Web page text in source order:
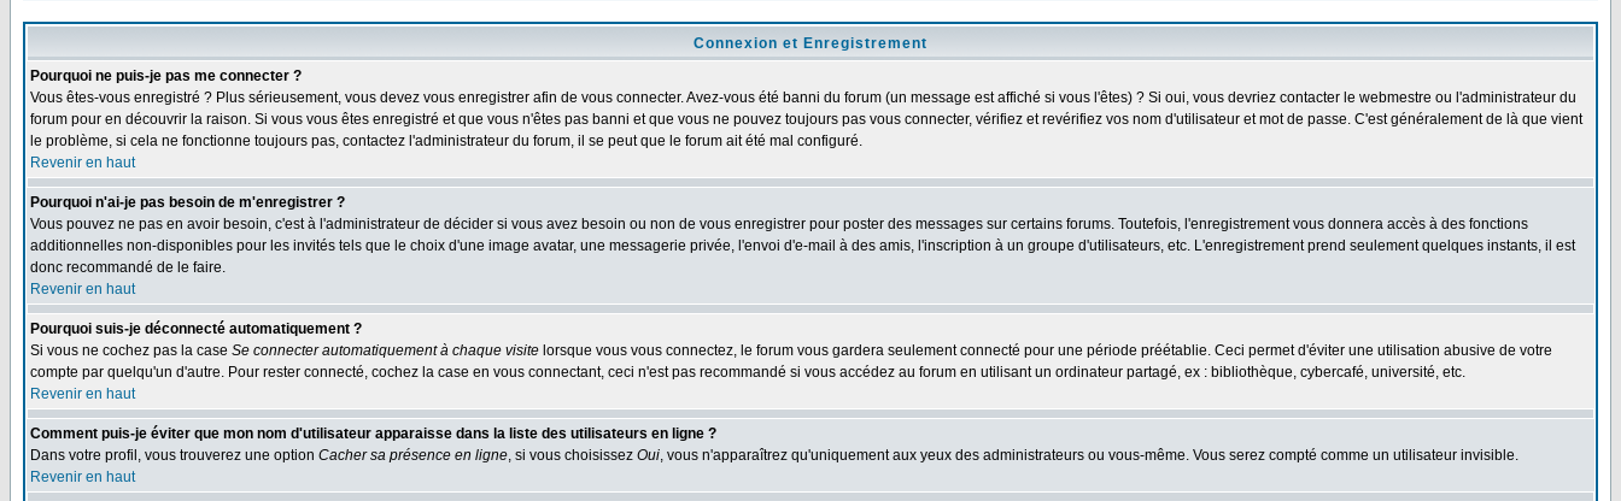
Connexion et Enregistrement
Pourquoi ne puis-je pas me connecter ?
Vous êtes-vous enregistré ? Plus sérieusement, vous devez vous enregistrer afin de vous connecter. Avez-vous été banni du forum (un message est affiché si vous l'êtes) ? Si oui, vous devriez contacter le webmestre ou l'administrateur du
forum pour en découvrir la raison. Si vous vous êtes enregistré et que vous n'êtes pas banni et que vous ne pouvez toujours pas vous connecter, vérifiez et revérifiez vos nom d'utilisateur et mot de passe. C'est généralement de là que vient
le problème, si cela ne fonctionne toujours pas, contactez l'administrateur du forum, il se peut que le forum ait été mal configuré.
Revenir en haut
Pourquoi n'ai-je pas besoin de m'enregistrer ?
Vous pouvez ne pas en avoir besoin, c'est à l'administrateur de décider si vous avez besoin ou non de vous enregistrer pour poster des messages sur certains forums. Toutefois, l'enregistrement vous donnera accès à des fonctions
additionnelles non-disponibles pour les invités tels que le choix d'une image avatar, une messagerie privée, l'envoi d'e-mail à des amis, l'inscription à un groupe d'utilisateurs, etc. L'enregistrement prend seulement quelques instants, il est
donc recommandé de le faire.
Revenir en haut
Pourquoi suis-je déconnecté automatiquement ?
Si vous ne cochez pas la case Se connecter automatiquement à chaque visite lorsque vous vous connectez, le forum vous gardera seulement connecté pour une période préétablie. Ceci permet d'éviter une utilisation abusive de votre
compte par quelqu'un d'autre. Pour rester connecté, cochez la case en vous connectant, ceci n'est pas recommandé si vous accédez au forum en utilisant un ordinateur partagé, ex : bibliothèque, cybercafé, université, etc.
Revenir en haut
Comment puis-je éviter que mon nom d'utilisateur apparaisse dans la liste des utilisateurs en ligne ?
Dans votre profil, vous trouverez une option Cacher sa présence en ligne, si vous choisissez Oui, vous n'apparaîtrez qu'uniquement aux yeux des administrateurs ou vous-même. Vous serez compté comme un utilisateur invisible.
Revenir en haut